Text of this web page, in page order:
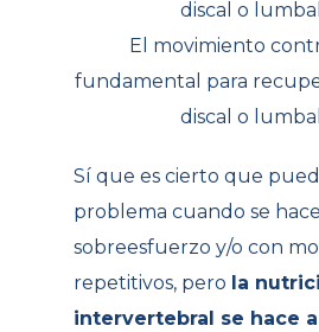
El movimiento
fundamental para
discal o
Sí que es cierto que
problema cuando se
sobreesfuerzo y/o con
repetitivos, pero la
intervertebral se hace